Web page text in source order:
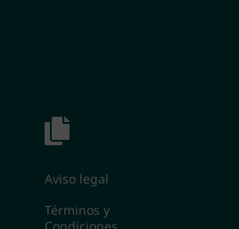
Aviso legal
Términos y